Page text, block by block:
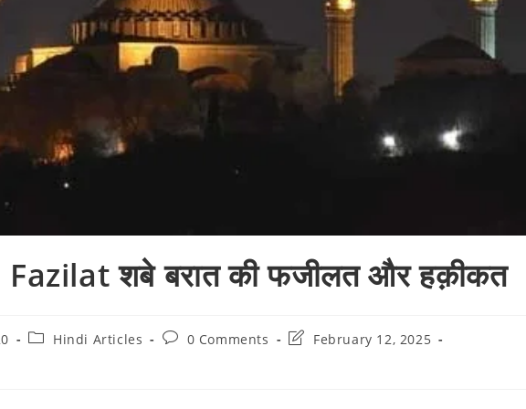
शबे बरात की फजीलत और हक़ीकत
PostHindi Articles
Post0 Comments
PostFebruary 12, 2025